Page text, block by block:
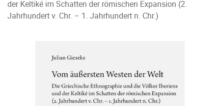
der Keltiké im Schatten der römischen Expansion (2.
Jahrhundert v. Chr. – 1. Jahrhundert n. Chr.)